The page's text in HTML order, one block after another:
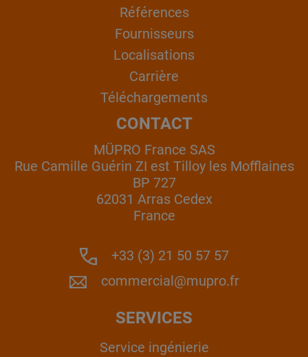
Références
Fournisseurs
Localisations
Carrière
Téléchargements
CONTACT
MÜPRO France SAS
Rue Camille Guérin ZI est Tilloy les Mofflaines
BP 727
62031 Arras Cedex
France
+33 (3) 21 50 57 57
commercial@mupro.fr
SERVICES
Service ingénierie